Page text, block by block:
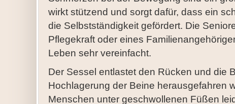
wirkt stützend und sorgt dafür, dass ein
die Selbstständigkeit gefördert. Die
Pflegekraft oder eines
Leben sehr vereinfacht.
Der Sessel entlastet den Rücken und die
Hochlagerung der Beine herausgefahren
Menschen unter geschwollenen Füßen